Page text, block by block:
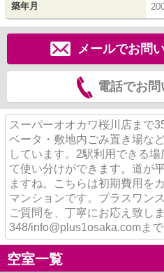
築年月
メールでお問
電話でお
スーパーオオカワ桜川店まで
ベータ・敷地内ごみ置き場な
しています。2駅利用できる
て使い分けができます。道が
ますね。こちらは初期費用を
マンションです。プラスワン
ご質問を、丁寧にお応え致し
348/info@plus1osaka.comま
空室一覧